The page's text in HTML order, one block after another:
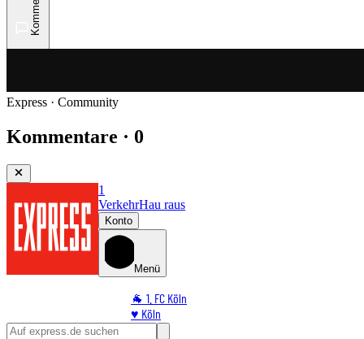
Express · Community
Kommentare · 0
1
VerkehrHau raus
Konto
Menü
🐐 1. FC Köln
♥️ Köln
⭐ Promi